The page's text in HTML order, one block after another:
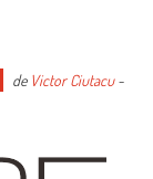
de Victor Ciutacu-